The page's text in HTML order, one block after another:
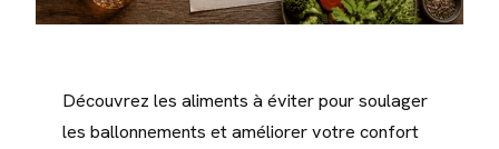
Découvrez les aliments à éviter pour soulager
les ballonnements et améliorer votre confort